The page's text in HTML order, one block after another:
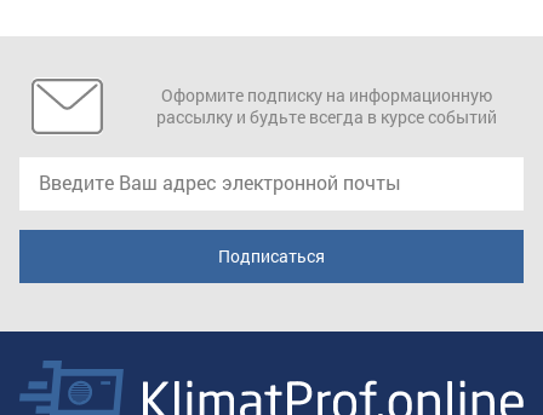
Оформите подписку на информационную
рассылку и будьте всегда в курсе событий